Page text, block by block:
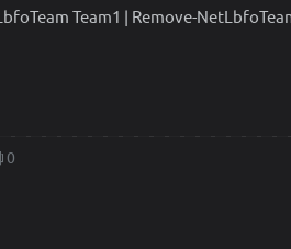
Team1 | Remove-
0